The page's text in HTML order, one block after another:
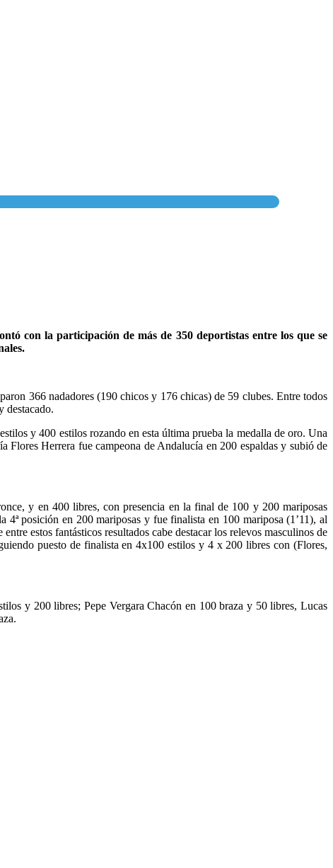
con la participación de más de 350 deportistas entre los que se
366 nadadores (190 chicos y 176 chicas) de 59 clubes. Entre todos
destacado.
y 400 estilos rozando en esta última prueba la medalla de oro. Una
Flores Herrera fue campeona de Andalucía en 200 espaldas y subió de
y en 400 libres, con presencia en la final de 100 y 200 mariposas
posición en 200 mariposas y fue finalista en 100 mariposa (1’11), al
estos fantásticos resultados cabe destacar los relevos masculinos de
puesto de finalista en 4x100 estilos y 4 x 200 libres con (Flores,
y 200 libres; Pepe Vergara Chacón en 100 braza y 50 libres, Lucas